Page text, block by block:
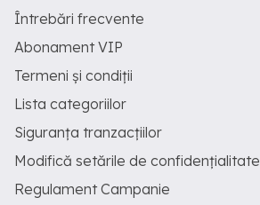
Întrebări frecvente
Abonament VIP
Termeni și condiții
Lista categoriilor
Siguranța tranzacțiilor
Modifică setările de confidențialitate
Regulament Campanie